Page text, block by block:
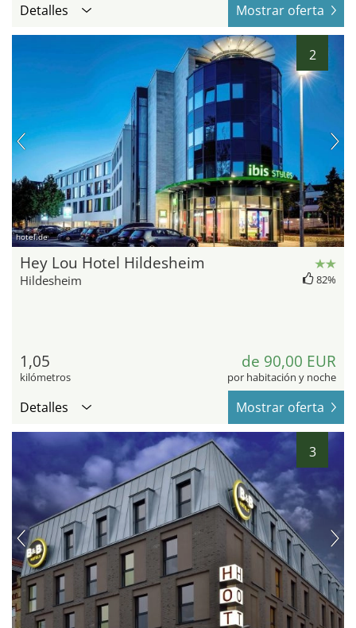
Detalles Mostrar oferta
2
hotel.de
Hey Lou Hotel Hildesheim
Hildesheim 82%
1,05
kilómetros
de 90,00 EUR
por habitación y noche
Detalles Mostrar oferta
3